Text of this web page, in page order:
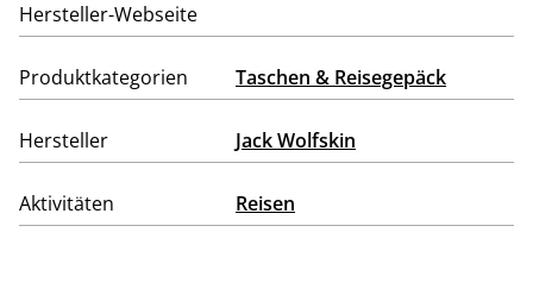
Hersteller-Webseite
Produktkategorien Taschen & Reisegepäck
Hersteller Jack Wolfskin
Aktivitäten Reisen